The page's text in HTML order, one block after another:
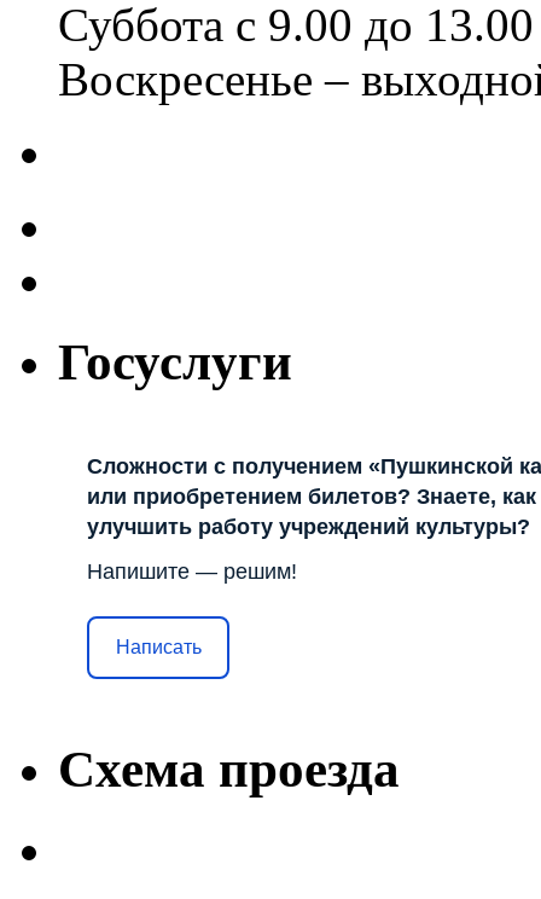
Суббота с 9.00 до 13.00
Воскресенье –
Госуслуги
Сложности с получением «Пушкинской
или приобретением билетов? Знаете, как
улучшить работу учреждений культуры?
Напишите — решим!
Написать
Схема проезда